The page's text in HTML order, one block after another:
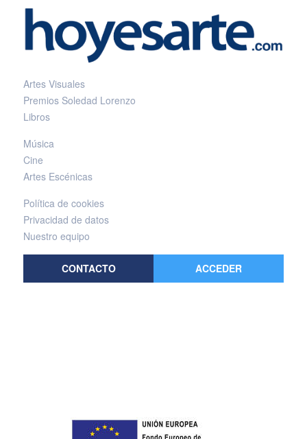
Artes Visuales
Premios Soledad Lorenzo
Libros
Música
Cine
Artes Escénicas
Política de cookies
Privacidad de datos
Nuestro equipo
CONTACTO ACCEDER